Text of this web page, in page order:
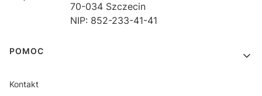
70-034 Szczecin
NIP: 852-233-41-41
Linki w stopce
POMOC
Kontakt